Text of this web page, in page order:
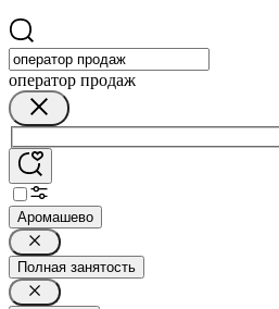
оператор продаж
Аромашево
Полная занятость